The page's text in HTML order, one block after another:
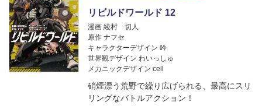
リビルドワールド 12
漫画 綾村 切人
原作 ナフセ
キャラクターデザイン 吟
世界観デザイン わいっしゅ
メカニックデザイン cell
硝煙漂う荒野で繰り広げられる、最高にスリ
リングなバトルアクション！